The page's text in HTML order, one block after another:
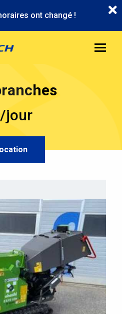
ont changé !
jour